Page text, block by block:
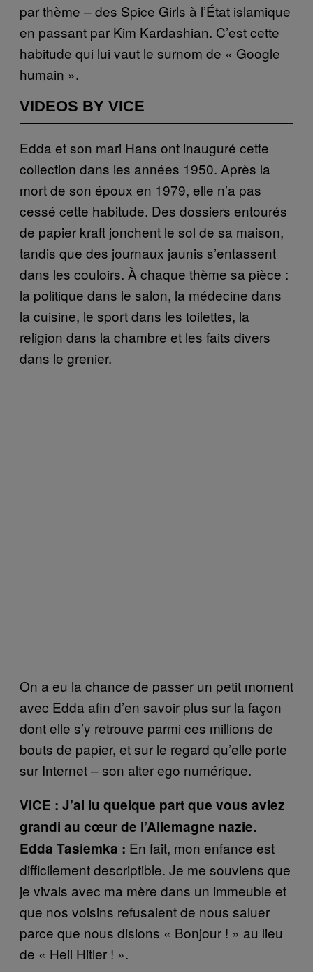
par thème – des Spice Girls à l’État islamique
en passant par Kim Kardashian. C’est cette
habitude qui lui vaut le surnom de « Google
humain ».
VIDEOS BY VICE
Edda et son mari Hans ont inauguré cette
collection dans les années 1950. Après la
mort de son époux en 1979, elle n’a pas
cessé cette habitude. Des dossiers entourés
de papier kraft jonchent le sol de sa maison,
tandis que des journaux jaunis s’entassent
dans les couloirs. À chaque thème sa pièce :
la politique dans le salon, la médecine dans
la cuisine, le sport dans les toilettes, la
religion dans la chambre et les faits divers
dans le grenier.
On a eu la chance de passer un petit moment
avec Edda afin d’en savoir plus sur la façon
dont elle s’y retrouve parmi ces millions de
bouts de papier, et sur le regard qu’elle porte
sur Internet – son alter ego numérique.
VICE : J’ai lu quelque part que vous aviez
grandi au cœur de l’Allemagne nazie.
Edda Tasiemka : En fait, mon enfance est
difficilement descriptible. Je me souviens que
je vivais avec ma mère dans un immeuble et
que nos voisins refusaient de nous saluer
parce que nous disions « Bonjour ! » au lieu
de « Heil Hitler ! ».